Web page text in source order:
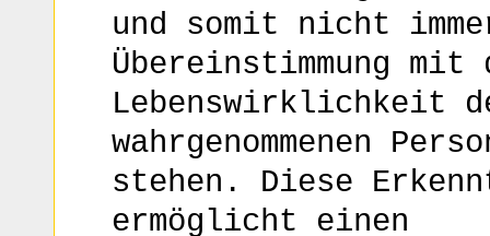
und somit nicht
Übereinstimmung mit
Lebenswirklichkeit
wahrgenommenen
stehen. Diese
ermöglicht einen